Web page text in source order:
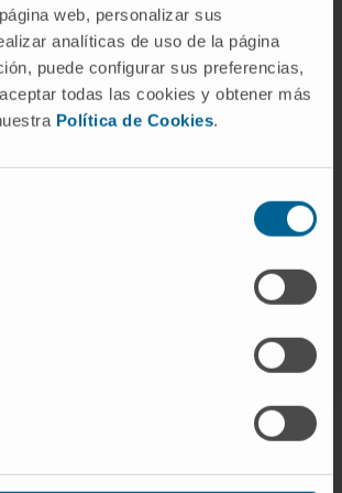
web, personalizar sus
analíticas de uso de la página
puede configurar sus preferencias,
todas las cookies y obtener más
Política de Cookies.
de los niveles de ciertas
en la sangre, como la ALT y la
(AST), es una
Los niveles elevados de
enzimas se liberan al torrente
Navarra tiene como objetivo principal